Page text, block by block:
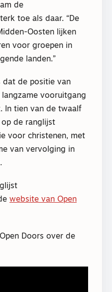
de
toe als daar. “De
Oosten lijken
voor groepen in
landen.”
dat de positie van
vooruitgang
In tien van de twaalf
op de ranglijst
voor christenen, met
van vervolging in
website van Open
Doors over de